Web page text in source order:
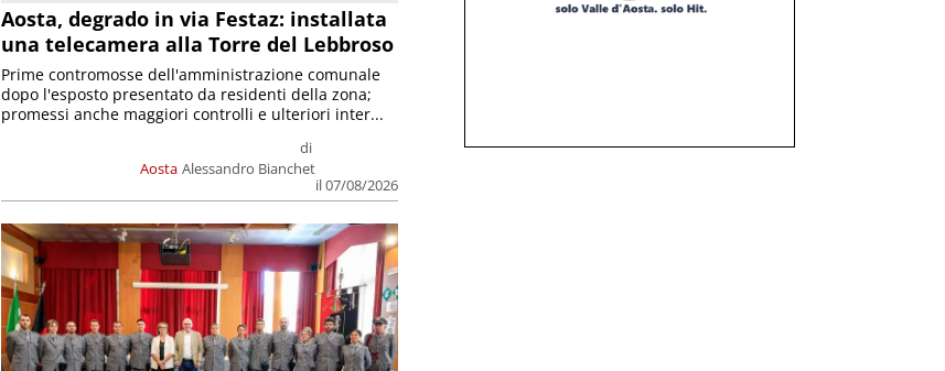
Aosta, degrado in via Festaz: installata
una telecamera alla Torre del Lebbroso
Aosta
di
Alessandro Bianchet
il 07/08/2026
Prime contromosse dell'amministrazione comunale
dopo l'esposto presentato da residenti della zona;
promessi anche maggiori controlli e ulteriori inter...